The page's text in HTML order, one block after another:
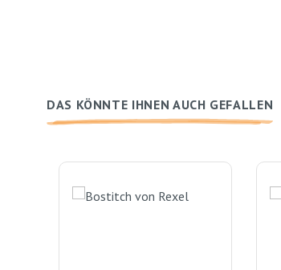
DAS KÖNNTE IHNEN AUCH GEFALLEN